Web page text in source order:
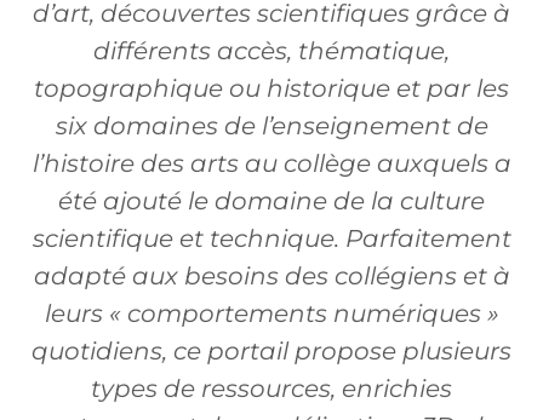
d’art, découvertes scientifiques grâce à
différents accès, thématique,
topographique ou historique et par les
six domaines de l’enseignement de
l’histoire des arts au collège auxquels a
été ajouté le domaine de la culture
scientifique et technique. Parfaitement
adapté aux besoins des collégiens et à
leurs « comportements numériques »
quotidiens, ce portail propose plusieurs
types de ressources, enrichies